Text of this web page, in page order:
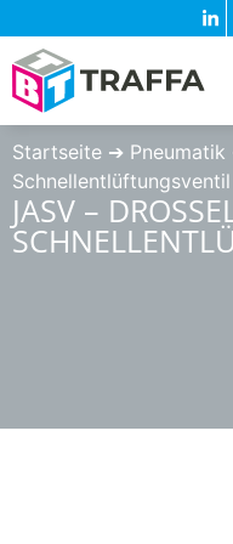
Startseite ➔ Pneumatik
Schnellentlüftungsventil
JASV –